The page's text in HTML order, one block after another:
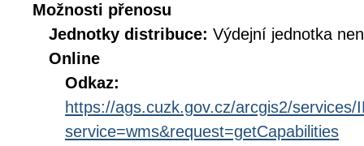
Možnosti přenosu
Jednotky distribuce: Výdejní jednotka
Online
Odkaz:
https://ags.cuzk.gov.cz/arcgis2/
service=wms&request=getCapabilities